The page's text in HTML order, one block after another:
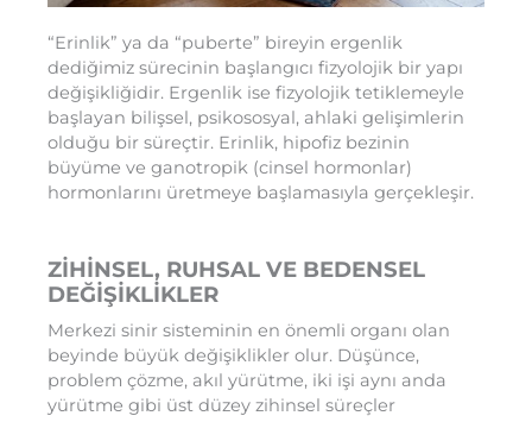
“Erinlik” ya da “puberte” bireyin ergenlik
dediğimiz sürecinin başlangıcı fizyolojik bir yapı
değişikliğidir. Ergenlik ise fizyolojik tetiklemeyle
başlayan bilişsel, psikososyal, ahlaki gelişimlerin
olduğu bir süreçtir. Erinlik, hipofiz bezinin
büyüme ve ganotropik (cinsel hormonlar)
hormonlarını üretmeye başlamasıyla gerçekleşir.
ZİHİNSEL, RUHSAL VE BEDENSEL
DEĞİŞİKLİKLER
Merkezi sinir sisteminin en önemli organı olan
beyinde büyük değişiklikler olur. Düşünce,
problem çözme, akıl yürütme, iki işi aynı anda
yürütme gibi üst düzey zihinsel süreçler